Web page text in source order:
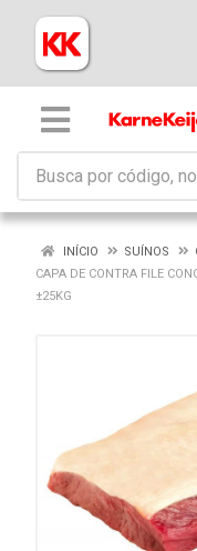
INÍCIO SUÍNOS
CAPA DE CONTRA FILE
±25KG